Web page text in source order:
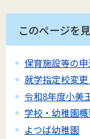
このページを
保育施設等の申
就学指定校変
令和8年度小美
学校・幼稚園
よつば幼稚園